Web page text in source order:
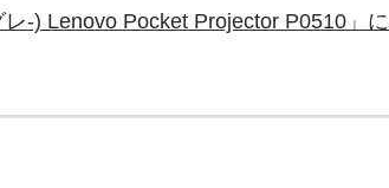
-) Lenovo Pocket Projector P0510」に